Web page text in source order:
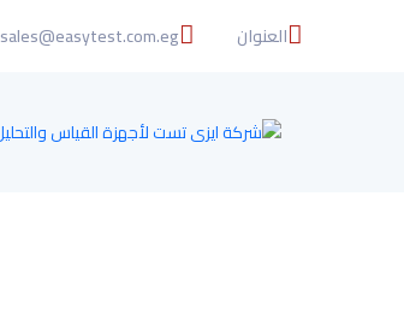
العنوان sales@easytest.com.eg